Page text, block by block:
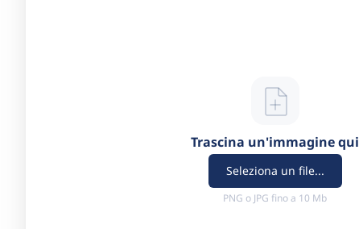
Trascina un'immagine qui
Seleziona un file...
PNG o JPG fino a 10 Mb